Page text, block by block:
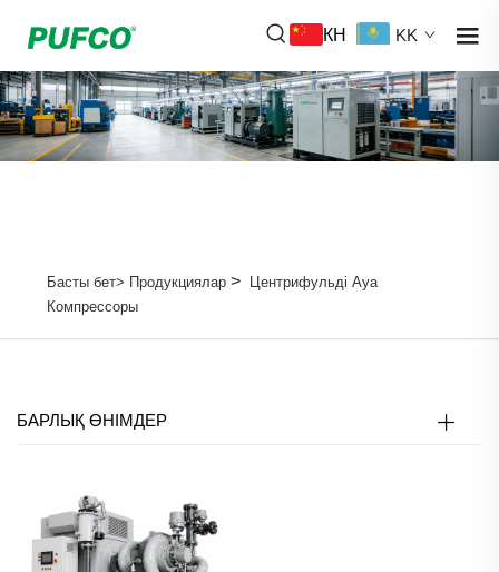
КН KK
Басты бет> Продукциялар>
Центрифульді Ауа
Компрессоры
БАРЛЫҚ ӨНІМДЕР